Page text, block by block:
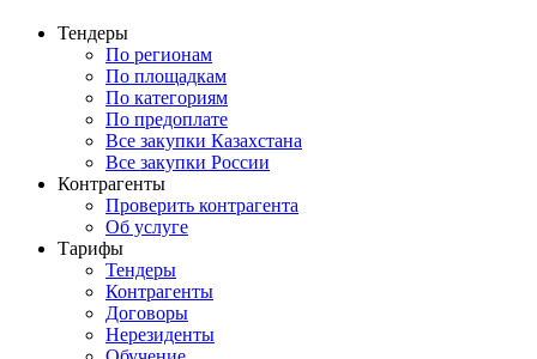
Тендеры
По регионам
По площадкам
По категориям
По предоплате
Все закупки Казахстана
Все закупки России
Контрагенты
Проверить контрагента
Об услуге
Тарифы
Тендеры
Контрагенты
Договоры
Нерезиденты